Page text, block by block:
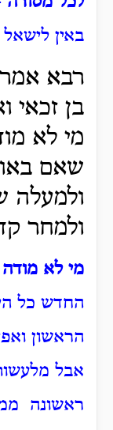
באין לישאל
רבא
בן זכאי
מי לא
שאם
ולמעלה
ולמחר
מי לא מודה
החדש כל
הראשון
אבל
ראשונה